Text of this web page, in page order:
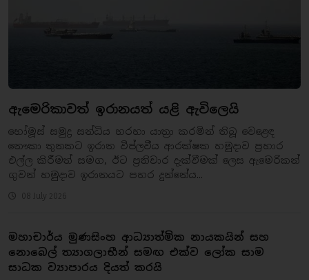
ඇමෙරිකාවත් ඉරානයත් යළි ඇවිලෙයි
හෝමූස් සමුද්‍ර සන්ධිය හරහා යාත්‍රා කරමින් තිබූ වෙළෙඳ
නෞකා තුනකට ඉරාන විප්ලවීය ආරක්ෂක හමුදාව ප්‍රහාර
එල්ල කිරීමත් සමග, ඊට ප්‍රතිචාර දැක්වීමක් ලෙස ඇමෙරිකන්
ගුවන් හමුදාව ඉරානයට පහර දුන්නේය...
08 July 2026
මහාචාර්ය මුණසිංහ ආධ්‍යාත්මික නායකයින් සහ
නොබෙල් ත්‍යාගලාභීන් සමඟ එක්ව ලෝක සාම
සාධක ව්‍යාපාරය දියත් කරයි